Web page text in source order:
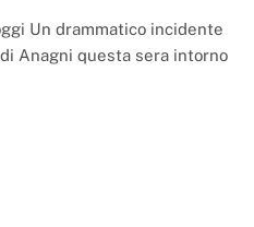
Un drammatico incidente
Anagni questa sera intorno